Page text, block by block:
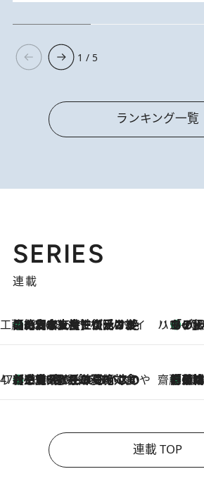
1 / 5
ランキング一覧
SERIES
連載
工藤まやのおもてなしハワイ
2026.8.6
【ハワイ土産】ローカルの絶大な支持で復活！ 絶品の幻クッキー《元ファンの日本人女性が受け継いだ名店》 ハワイ賢者 リサのお気に入りリスト
あの伝説の限定トート
47都道府県の手みやげ ひんやりスイーツで夏を満喫
2026.8.6
【三重県】この夏絶対食べたい 冷やしておいしいおやつ3選 お餅×アイスの新感覚スイーツ 齋藤 薫
「荷物が増えるほど旅ストレスは増す」美容ジャーナリストがたどり着いた最終結論。“化粧品を劇的に減らす”感動の凝縮美容とは
連載 TOP